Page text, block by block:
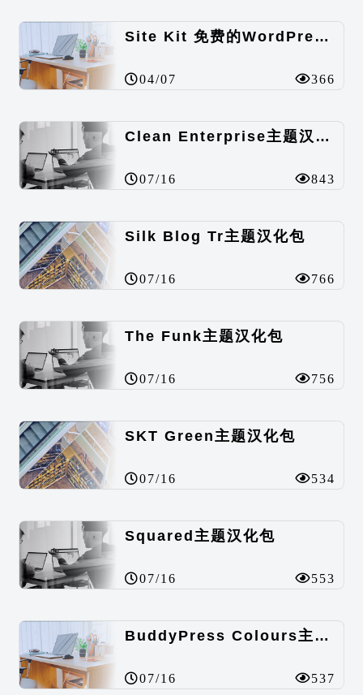
Site Kit 免费的WordPress数据统计插件
04/07 366
Clean Enterprise主题汉化包
07/16 843
Silk Blog Tr主题汉化包
07/16 766
The Funk主题汉化包
07/16 756
SKT Green主题汉化包
07/16 534
Squared主题汉化包
07/16 553
BuddyPress Colours主题汉化包
07/16 537